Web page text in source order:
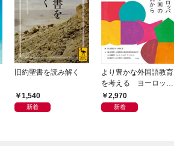
旧約聖書を読み解く
1,540
新着
より豊かな外国語教育
を考える ヨーロッパ
9か国の事例から
2,970
新着